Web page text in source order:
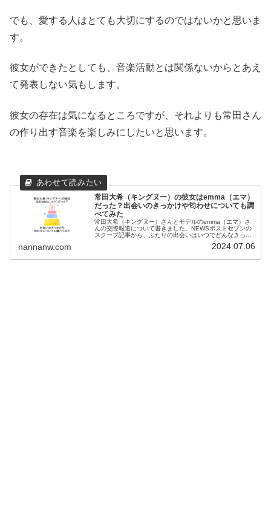
でも、愛する人はとても大切にするのではないかと思いま
す。
彼女ができたとしても、音楽活動とは関係ないからとあえ
て発表しない気もします。
彼女の存在は気になるところですが、それよりも常田さん
の作り出す音楽を楽しみにしたいと思います。
常田大希（キングヌー）の彼女はemma（エマ）
だった？出会いのきっかけや匂わせについても調
べてみた
常田大希（キングヌー）さんとモデルのemma（エマ）さ
んの交際報道について書きました。NEWSポストセブンの
スクープ記事から、ふたりの出会いはいつでどんなきっか
せ」はどんなんものなのかについても調べてみました。
nannanw.com 2024.07.06